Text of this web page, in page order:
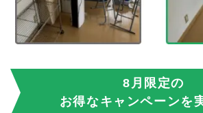
8月限定の
お得なキャンペーンを